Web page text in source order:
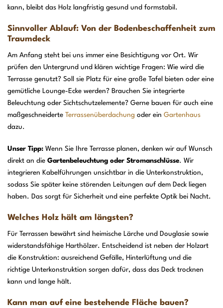
kann, bleibt das Holz langfristig gesund und formstabil.
Sinnvoller Ablauf: Von der Bodenbeschaffenheit zum
Traumdeck
Am Anfang steht bei uns immer eine Besichtigung vor Ort. Wir
prüfen den Untergrund und klären wichtige Fragen: Wie wird die
Terrasse genutzt? Soll sie Platz für eine große Tafel bieten oder eine
gemütliche Lounge-Ecke werden? Brauchen Sie integrierte
Beleuchtung oder Sichtschutzelemente? Gerne bauen für auch eine
maßgeschneiderte Terrassenüberdachung oder ein Gartenhaus
dazu.
Unser Tipp: Wenn Sie Ihre Terrasse planen, denken wir auf Wunsch
direkt an die Gartenbeleuchtung oder Stromanschlüsse. Wir
integrieren Kabelführungen unsichtbar in die Unterkonstruktion,
sodass Sie später keine störenden Leitungen auf dem Deck liegen
haben. Das sorgt für Sicherheit und eine perfekte Optik bei Nacht.
Welches Holz hält am längsten?
Für Terrassen bewährt sind heimische Lärche und Douglasie sowie
widerstandsfähige Harthölzer. Entscheidend ist neben der Holzart
die Konstruktion: ausreichend Gefälle, Hinterlüftung und die
richtige Unterkonstruktion sorgen dafür, dass das Deck trocknen
kann und lange hält.
Kann man auf eine bestehende Fläche bauen?